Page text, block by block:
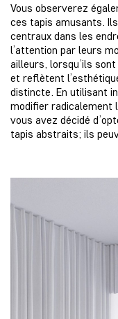
Vous observerez
ces tapis amusants.
centraux dans les
l’attention par leurs
ailleurs, lorsqu’ils
et reflètent
distincte. En utilisant
modifier radicalement
vous avez décidé
tapis abstraits; ils